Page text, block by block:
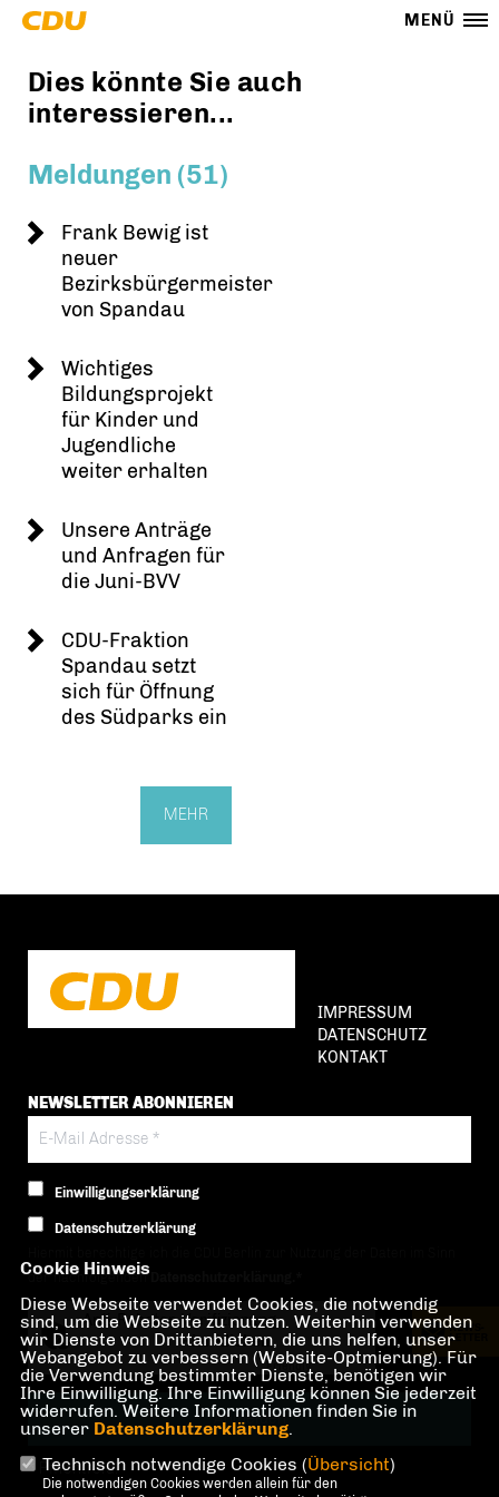
MENÜ
Dies könnte Sie auch
interessieren...
Meldungen (51)
Frank Bewig ist
neuer
Bezirksbürgermeister
von Spandau
Wichtiges
Bildungsprojekt
für Kinder und
Jugendliche
weiter erhalten
Unsere Anträge
und Anfragen für
die Juni-BVV
CDU-Fraktion
Spandau setzt
sich für Öffnung
des Südparks ein
MEHR
IMPRESSUM
DATENSCHUTZ
KONTAKT
NEWSLETTER ABONNIEREN
Einwilligungserklärung
Datenschutzerklärung
der nachfolgenden
Anti-Roboter-Verifizierung
Hier klicken
FriendlyCaptcha ⇗
* Pflichtfeld!
Cookie Hinweis
Diese Webseite verwendet Cookies, die notwendig
sind, um die Webseite zu nutzen. Weiterhin verwenden
wir Dienste von Drittanbietern, die uns helfen, unser
Webangebot zu verbessern (Website-Optmierung). Für
die Verwendung bestimmter Dienste, benötigen wir
Ihre Einwilligung. Ihre Einwilligung können Sie jederzeit
widerrufen. Weitere Informationen finden Sie in
unserer Datenschutzerklärung.
Technisch notwendige Cookies (Übersicht)
Die notwendigen Cookies werden allein für den